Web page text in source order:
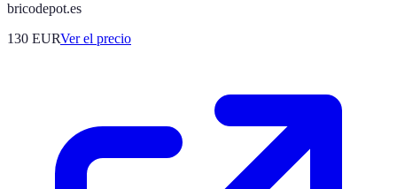
bricodepot.es
130 EURVer el precio